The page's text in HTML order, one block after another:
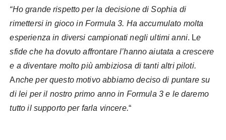
“Ho grande rispetto per la decisione di Sophia di
rimettersi in gioco in Formula 3. Ha accumulato molta
esperienza in diversi campionati negli ultimi anni. Le
sfide che ha dovuto affrontare l’hanno aiutata a crescere
e a diventare molto più ambiziosa di tanti altri piloti.
Anche per questo motivo abbiamo deciso di puntare su
di lei per il nostro primo anno in Formula 3 e le daremo
tutto il supporto per farla vincere.“